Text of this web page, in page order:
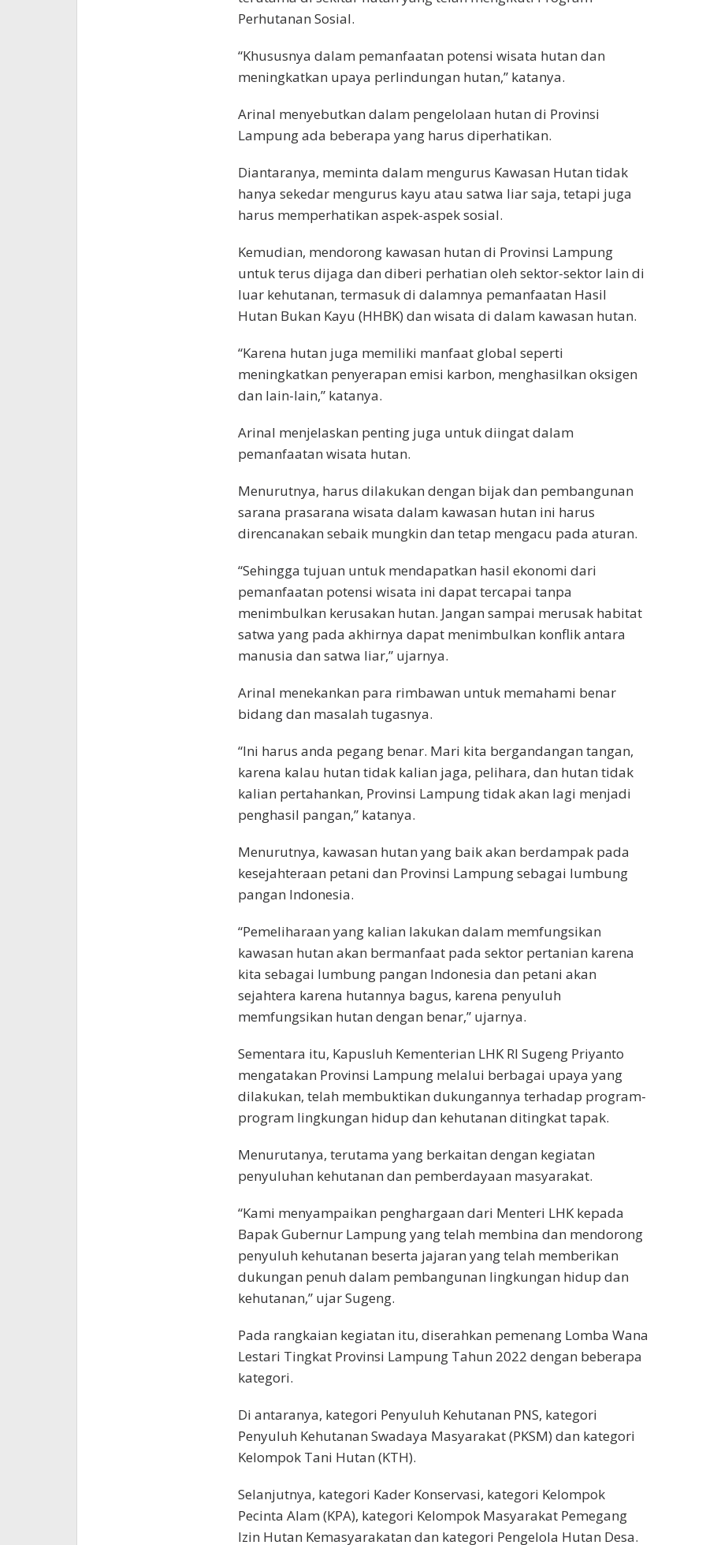
Perhutanan Sosial.
“Khususnya dalam pemanfaatan potensi wisata hutan dan
meningkatkan upaya perlindungan hutan,” katanya.
Arinal menyebutkan dalam pengelolaan hutan di Provinsi
Lampung ada beberapa yang harus diperhatikan.
Diantaranya, meminta dalam mengurus Kawasan Hutan tidak
hanya sekedar mengurus kayu atau satwa liar saja, tetapi juga
harus memperhatikan aspek-aspek sosial.
Kemudian, mendorong kawasan hutan di Provinsi Lampung
untuk terus dijaga dan diberi perhatian oleh sektor-sektor lain di
luar kehutanan, termasuk di dalamnya pemanfaatan Hasil
Hutan Bukan Kayu (HHBK) dan wisata di dalam kawasan hutan.
“Karena hutan juga memiliki manfaat global seperti
meningkatkan penyerapan emisi karbon, menghasilkan oksigen
dan lain-lain,” katanya.
Arinal menjelaskan penting juga untuk diingat dalam
pemanfaatan wisata hutan.
Menurutnya, harus dilakukan dengan bijak dan pembangunan
sarana prasarana wisata dalam kawasan hutan ini harus
direncanakan sebaik mungkin dan tetap mengacu pada aturan.
“Sehingga tujuan untuk mendapatkan hasil ekonomi dari
pemanfaatan potensi wisata ini dapat tercapai tanpa
menimbulkan kerusakan hutan. Jangan sampai merusak habitat
satwa yang pada akhirnya dapat menimbulkan konflik antara
manusia dan satwa liar,” ujarnya.
Arinal menekankan para rimbawan untuk memahami benar
bidang dan masalah tugasnya.
“Ini harus anda pegang benar. Mari kita bergandangan tangan,
karena kalau hutan tidak kalian jaga, pelihara, dan hutan tidak
kalian pertahankan, Provinsi Lampung tidak akan lagi menjadi
penghasil pangan,” katanya.
Menurutnya, kawasan hutan yang baik akan berdampak pada
kesejahteraan petani dan Provinsi Lampung sebagai lumbung
pangan Indonesia.
“Pemeliharaan yang kalian lakukan dalam memfungsikan
kawasan hutan akan bermanfaat pada sektor pertanian karena
kita sebagai lumbung pangan Indonesia dan petani akan
sejahtera karena hutannya bagus, karena penyuluh
memfungsikan hutan dengan benar,” ujarnya.
Sementara itu, Kapusluh Kementerian LHK RI Sugeng Priyanto
mengatakan Provinsi Lampung melalui berbagai upaya yang
dilakukan, telah membuktikan dukungannya terhadap program-
program lingkungan hidup dan kehutanan ditingkat tapak.
Menurutanya, terutama yang berkaitan dengan kegiatan
penyuluhan kehutanan dan pemberdayaan masyarakat.
“Kami menyampaikan penghargaan dari Menteri LHK kepada
Bapak Gubernur Lampung yang telah membina dan mendorong
penyuluh kehutanan beserta jajaran yang telah memberikan
dukungan penuh dalam pembangunan lingkungan hidup dan
kehutanan,” ujar Sugeng.
Pada rangkaian kegiatan itu, diserahkan pemenang Lomba Wana
Lestari Tingkat Provinsi Lampung Tahun 2022 dengan beberapa
kategori.
Di antaranya, kategori Penyuluh Kehutanan PNS, kategori
Penyuluh Kehutanan Swadaya Masyarakat (PKSM) dan kategori
Kelompok Tani Hutan (KTH).
Selanjutnya, kategori Kader Konservasi, kategori Kelompok
Pecinta Alam (KPA), kategori Kelompok Masyarakat Pemegang
Izin Hutan Kemasyarakatan dan kategori Pengelola Hutan Desa.